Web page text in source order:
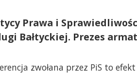
Prawa i
Bałtyckiej. Prezes
zwołana przez PiS to